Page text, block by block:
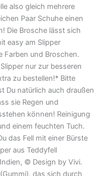
also gleich mehrere
Paar Schuhe einen
Die Brosche lässt sich
easy am Slipper
Farben und Broschen.
nur zur besseren
zu bestellen!* Bitte
Du natürlich auch draußen
sie Regen und
können! Reinigung
einem feuchten Tuch.
das Fell mit einer Bürste
aus Teddyfell
© Design by Vivi.
das sich durch